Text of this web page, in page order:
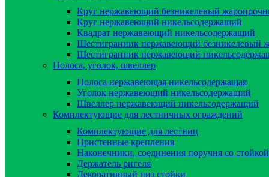
Круг нержавеющий безникелевый
Круг нержавеющий никельсодержащий
Квадрат нержавеющий никельсодержащий
Шестигранник нержавеющий безникелевый
Шестигранник нержавеющий
Полоса, уголок, швеллер
Полоса нержавеющая никельсодержащая
Уголок нержавеющий никельсодержащий
Швеллер нержавеющий никельсодержащий
Комплектующие для лестничных ограждений
Комплектующие для лестниц
Пристенные крепления
Наконечники, соединения поручня со стойкой
Держатель ригеля
Декоративный низ стойки